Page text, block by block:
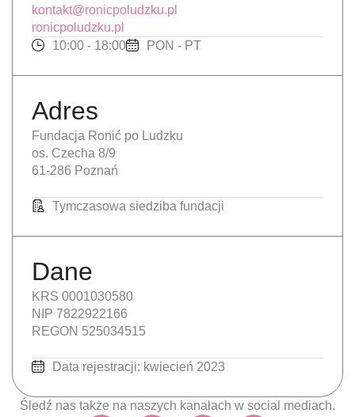
kontakt@ronicpoludzku.pl
ronicpoludzku.pl
10:00 - 18:00
PON - PT
Adres
Fundacja Ronić po Ludzku
os. Czecha 8/9
61-286 Poznań
Tymczasowa siedziba fundacji
Dane
KRS 0001030580
NIP 7822922166
REGON 525034515
Data rejestracji: kwiecień 2023
Śledź nas także na naszych kanałach w social mediach.